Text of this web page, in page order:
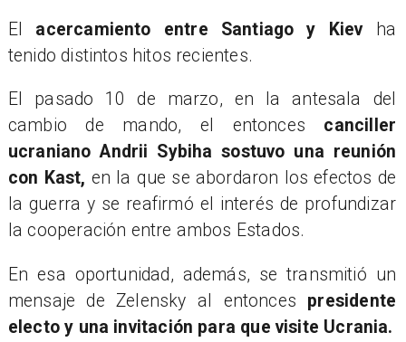
El acercamiento entre Santiago y Kievha
tenido distintos hitos recientes.
El pasado 10 de marzo, en la antesala del
cambio de mando, el entonces canciller
ucraniano Andrii Sybiha sostuvo una reunión
con Kast, en la que se abordaron los efectos de
la guerra y se reafirmó el interés de profundizar
la cooperación entre ambos Estados.
En esa oportunidad, además, se transmitió un
mensaje de Zelensky al entonces presidente
electo y una invitación para que visite Ucrania.